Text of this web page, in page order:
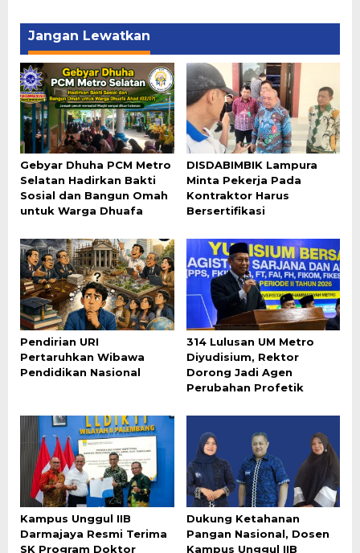
Jangan Lewatkan
Gebyar Dhuha PCM Metro
Selatan Hadirkan Bakti
Sosial dan Bangun Omah
untuk Warga Dhuafa
DISDABIMBIK Lampura
Minta Pekerja Pada
Kontraktor Harus
Bersertifikasi
Pendirian URI
Pertaruhkan Wibawa
Pendidikan Nasional
314 Lulusan UM Metro
Diyudisium, Rektor
Dorong Jadi Agen
Perubahan Profetik
Kampus Unggul IIB
Darmajaya Resmi Terima
SK Program Doktor
Dukung Ketahanan
Pangan Nasional, Dosen
Kampus Unggul IIB